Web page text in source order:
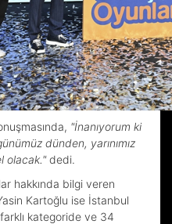
"İnanıyorum ki
dünden, yarınımız
olacak."dedi.
hakkında bilgi veren
Kartoğlu ise İstanbul
kategoride ve 34